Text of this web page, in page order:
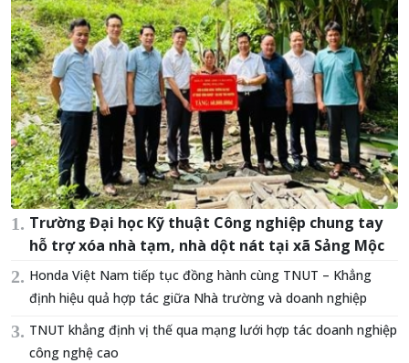
Trường Đại học Kỹ thuật Công nghiệp chung tay
hỗ trợ xóa nhà tạm, nhà dột nát tại xã Sảng Mộc
Honda Việt Nam tiếp tục đồng hành cùng TNUT – Khẳng
định hiệu quả hợp tác giữa Nhà trường và doanh nghiệp
TNUT khẳng định vị thế qua mạng lưới hợp tác doanh nghiệp
công nghệ cao